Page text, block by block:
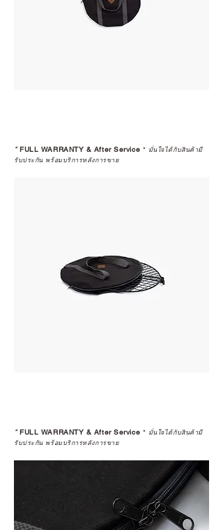
*FULL WARRANTY & After Service * มั่นใจได้กับสินค้ามี
รับประกัน พร้อมบริการหลังการขาย
*FULL WARRANTY & After Service * มั่นใจได้กับสินค้ามี
รับประกัน พร้อมบริการหลังการขาย